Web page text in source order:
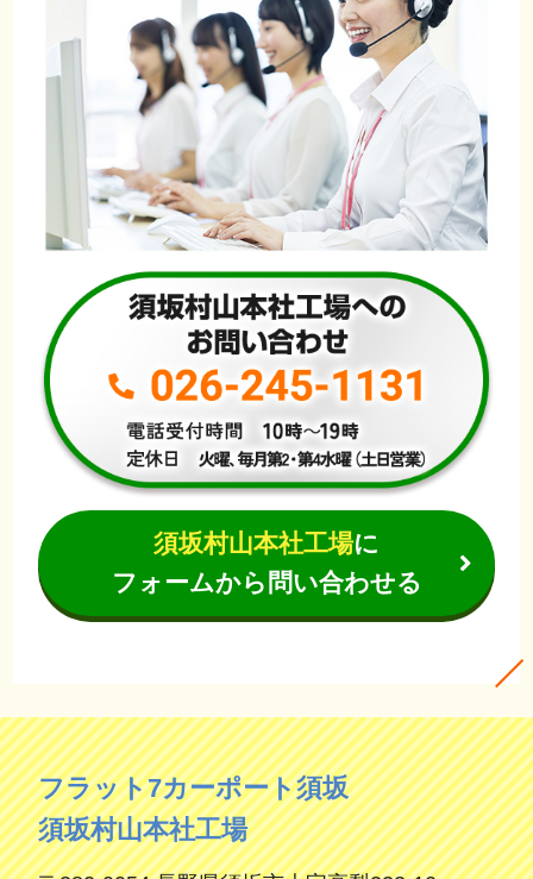
須坂村山本社工場に
フォームから問い合わせる
フラット7カーポート須坂
須坂村山本社工場